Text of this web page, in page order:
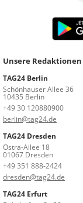
Unsere
TAG24 Berlin
Schönhauser Allee 36
10435 Berlin
+49 30 120880900
berlin@tag24.de
TAG24 Dresden
Ostra-Allee 18
01067 Dresden
+49 351 888-2424
dresden@tag24.de
TAG24 Erfurt